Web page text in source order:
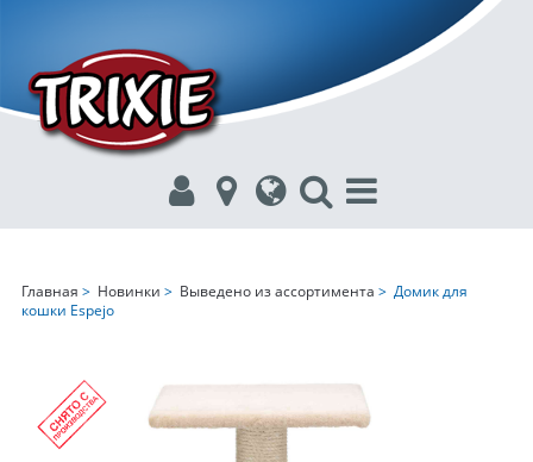
Главная > Новинки > Выведено из ассортимента > Домик для
кошки Espejo